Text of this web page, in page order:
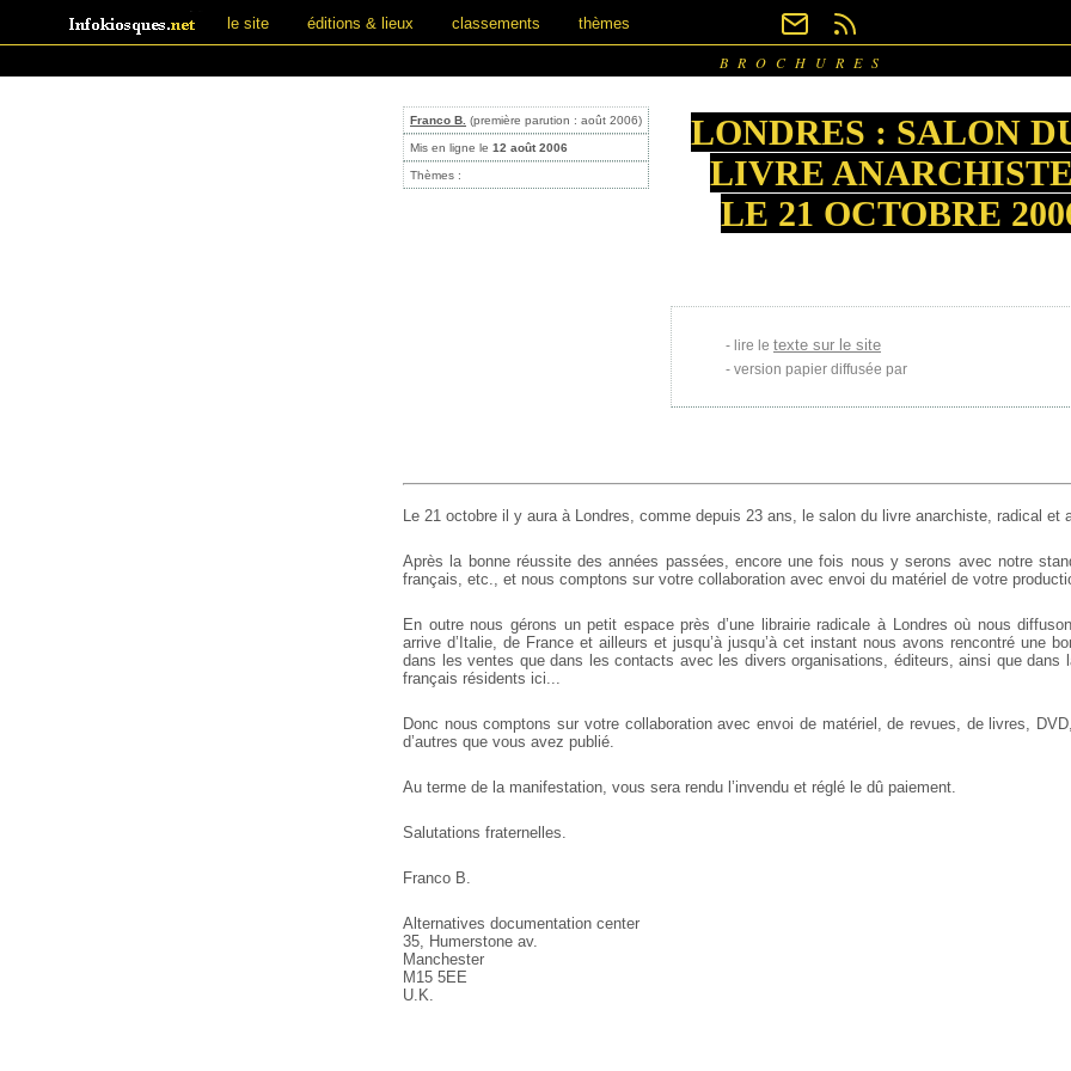
le site éditions & lieux classements thèmes
BROCHURES
Franco B. (première parution : août 2006)
Mis en ligne le 12 août 2006
Thèmes :
LONDRES : SALON
LIVRE
LE 21 OCTOBRE
lire le texte sur le site
version papier diffusée par
Le 21 octobre il y aura à Londres, comme depuis 23 ans, le salon du livre anarchiste, radical et
Après la bonne réussite des années passées, encore une fois nous y serons avec notre
français, etc., et nous comptons sur votre collaboration avec envoi du matériel de votre
En outre nous gérons un petit espace près d’une librairie radicale àLondres où nous
arrive d’Italie, de France et ailleurs et jusqu’à jusqu’à cet instant nous avons rencontré une
dans les ventes que dans les contacts avec les divers organisations, éditeurs, ainsi que dans
français résidents ici...
Donc nous comptons sur votre collaboration avec envoi de matériel, de revues, de livres,
d’autres que vous avez publié.
Au terme de la manifestation, vous sera rendu l’invendu et réglé le dû paiement.
Salutations fraternelles.
Franco B.
Alternatives documentation center
35, Humerstone av.
Manchester
M15 5EE
U.K.